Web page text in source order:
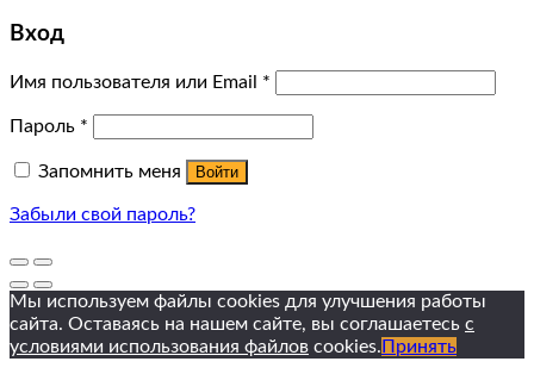
Вход
Имя пользователя или Email *
Пароль *
Запомнить меня Войти
Забыли свой пароль?
Мы используем файлы cookies для улучшения работы
сайта. Оставаясь на нашем сайте, вы соглашаетесь с
условиями использования файлов cookies. Принять